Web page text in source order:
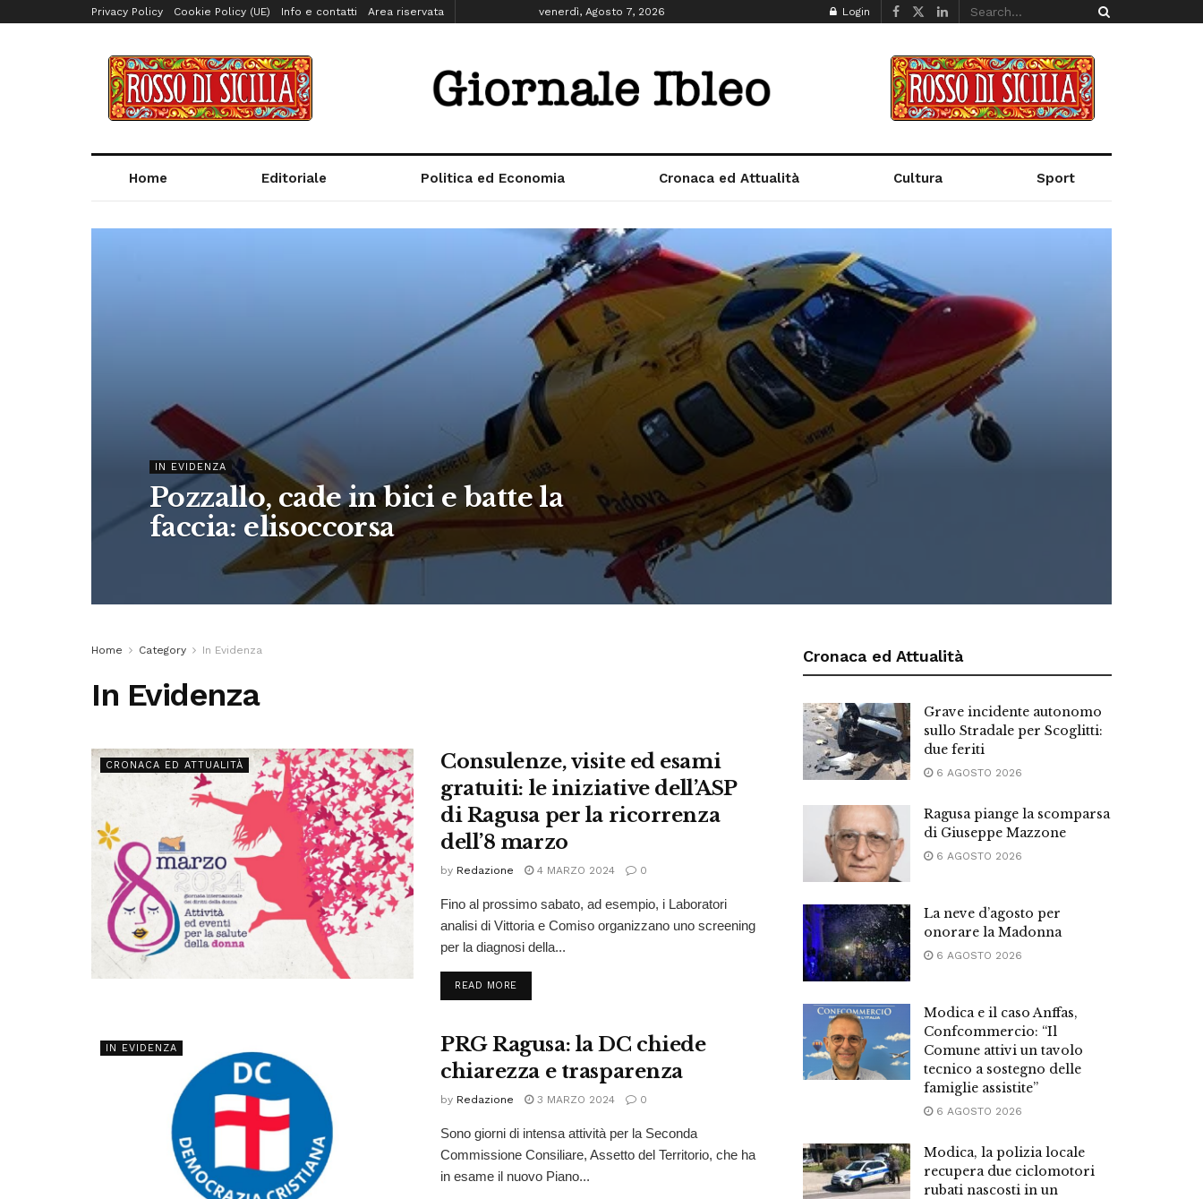
Privacy Policy Cookie Policy (UE) Info e contatti Area riservata venerdì, Agosto 7, 2026 Login
Home Editoriale Politica ed Economia Cronaca ed Attualità Cultura Sport
IN EVIDENZA
Pozzallo, cade in bici e batte la
faccia: elisoccorsa
Home Category In Evidenza
In Evidenza
CRONACA ED ATTUALITÀ
Consulenze, visite ed esami
gratuiti: le iniziative dell’ASP
di Ragusa per la ricorrenza
dell’8 marzo
by Redazione 4 MARZO 2024 0
Fino al prossimo sabato, ad esempio, i Laboratori
analisi di Vittoria e Comiso organizzano uno screening
per la diagnosi della...
READ MORE
IN EVIDENZA
PRG Ragusa: la DC chiede
chiarezza e trasparenza
by Redazione 3 MARZO 2024 0
Sono giorni di intensa attività per la Seconda
Commissione Consiliare, Assetto del Territorio, che ha
in esame il nuovo Piano...
Cronaca ed Attualità
Grave incidente autonomo
sullo Stradale per Scoglitti:
due feriti
6 AGOSTO 2026
Ragusa piange la scomparsa
di Giuseppe Mazzone
6 AGOSTO 2026
La neve d’agosto per
onorare la Madonna
6 AGOSTO 2026
Modica e il caso Anffas,
Confcommercio: “Il
Comune attivi un tavolo
tecnico a sostegno delle
famiglie assistite”
6 AGOSTO 2026
Modica, la polizia locale
recupera due ciclomotori
rubati nascosti in un